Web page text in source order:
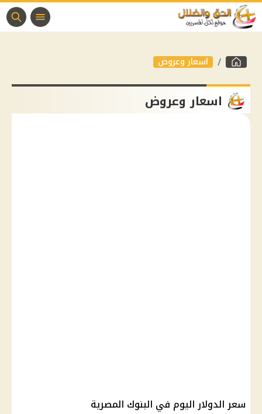
اسعار وعروض
اسعار وعروض
سعر الدولار اليوم في البنوك المصرية